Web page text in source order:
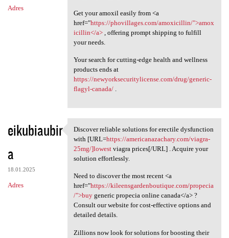
Adres
Get your amoxil easily from <a
href="https://phovillages.com/amoxicillin/">amox
icillin</a>, offering prompt shipping to fulfill
your needs.
Your search for cutting-edge health and wellness
products ends at
https://newyorksecuritylicense.com/drug/generic-
flagyl-canada/.
eikubiaubir
a
18.01.2025
Adres
Discover reliable solutions
Discover reliable solutions for erectile dysfunction
with [URL=https://americanazachary.com/viagra-
25mg/]lowestviagra prices[/URL] . Acquire your
solution effortlessly.
Need to discover the most recent <a
href="https://kileensgardenboutique.com/propecia
/">buygeneric propecia online canada</a> ?
Consult our website for cost-effective options and
detailed details.
Zillions now look for solutions for boosting their